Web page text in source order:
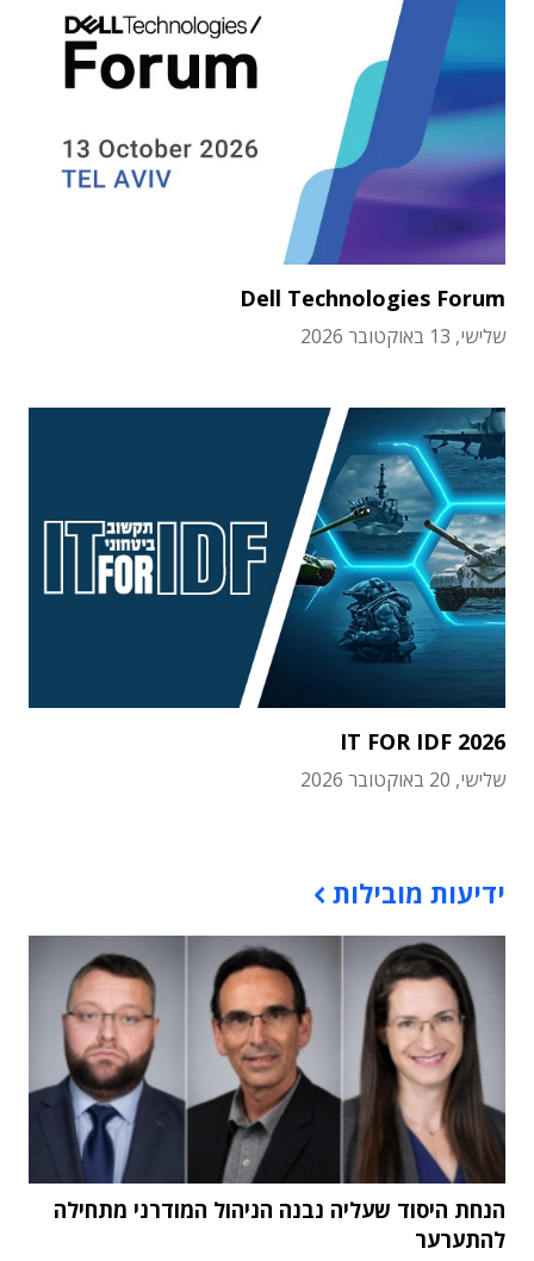
Dell Technologies Forum
שלישי, 13 באוקטובר 2026
IT FOR IDF 2026
שלישי, 20 באוקטובר 2026
ידיעות מובילות
הנחת היסוד שעליה נבנה הניהול המודרני מתחילה
להתערער